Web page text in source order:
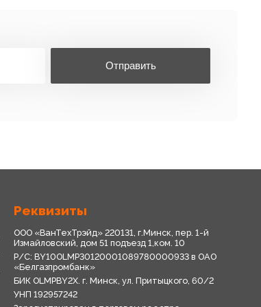
Отправить
Реквизиты
ООО «ВанТехТрэйд» 220131, г.Минск, пер. 1-й
Измайловский, дом 51 подъезд 1,ком. 10
Р/С: BY10OLMP30120001089780000933 в OАО
«Белгазпромбанк»
БИК OLMPBY2X. г. Минск, ул. Притыцкого, 60/2
УНП 192957242